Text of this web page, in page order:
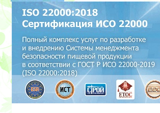
8 (383) 227-8449